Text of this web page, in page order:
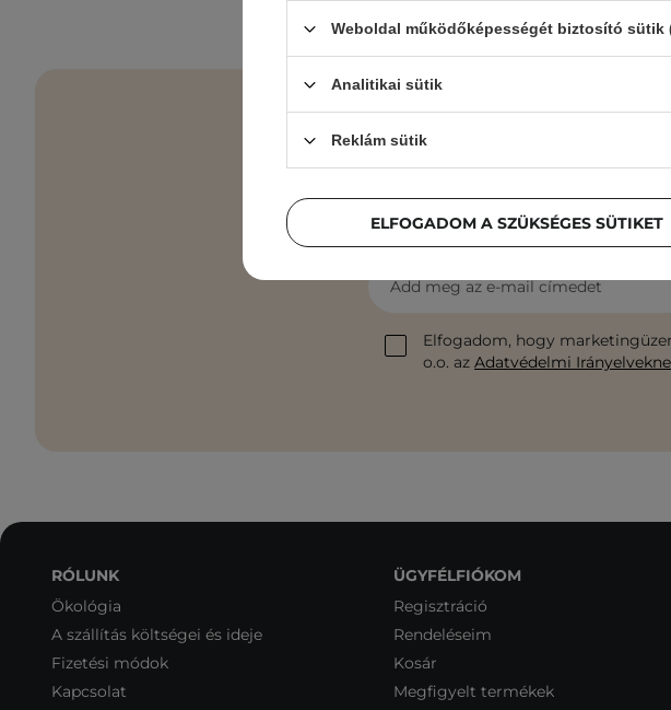
Bőrápolási ellenőrzőlisták,
Add meg az e-mail címedet
Elfogadom, hogy
o.o. az Adatvédelmi
RÓLUNK
Ökológia
A szállítás költségei és ideje
Fizetési módok
Kapcsolat
ÜGYFÉLFIÓKOM
Regisztráció
Rendeléseim
Kosár
Megfigyelt termékek
Weboldal működőképességét biztosító sütik
Analitikai sütik
Reklám sütik
ELFOGADOM A SZÜKSÉGES SÜTIKET